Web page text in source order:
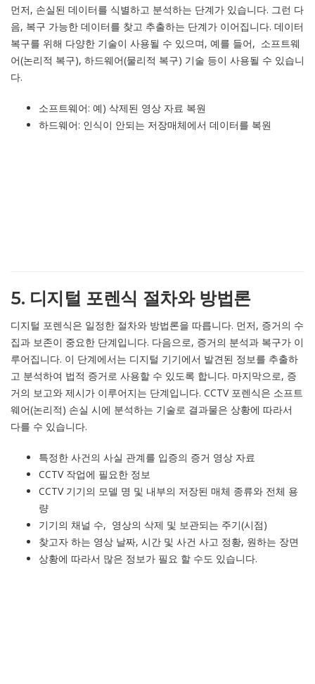
먼저, 손실된 데이터를 식별하고 분석하는 단계가 있습니다. 그런 다
음, 복구 가능한 데이터를 찾고 추출하는 단계가 이어집니다. 데이터
복구를 위해 다양한 기술이 사용될 수 있으며, 예를 들어, 소프트웨
어(논리적 복구), 하드웨어(물리적 복구) 기술 등이 사용될 수 있습니
다.
소프트웨어: 예) 삭제된 영상 자료 복원
하드웨어: 인식이 안되는 저장매체에서 데이터를 복원
5. 디지털 포렌식 절차와 방법론
디지털 포렌식은 일정한 절차와 방법론을 따릅니다. 먼저, 증거의 수
집과 보존이 중요한 단계입니다. 다음으로, 증거의 분석과 복구가 이
루어집니다. 이 단계에서는 디지털 기기에서 발견된 정보를 추출하
고 분석하여 법적 증거로 사용할 수 있도록 합니다. 마지막으로, 증
거의 보고와 제시가 이루어지는 단계입니다. CCTV 포렌식은 소프트
웨어(논리적) 손실 시에 분석하는 기술로 결과물은 상황에 따라서
다를 수 있습니다.
특정한 사건의 사실 관계를 입증의 증거 영상 자료
CCTV 작업에 필요한 정보
CCTV 기기의 모델 명 및 내부의 저장된 매체 종류와 전체 용
량
기기의 채널 수, 영상의 삭제 및 보관되는 주기(시점)
찾고자 하는 영상 날짜, 시간 및 사건 사고 정황, 원하는 장면
상황에 따라서 많은 정보가 필요 할 수도 있습니다.